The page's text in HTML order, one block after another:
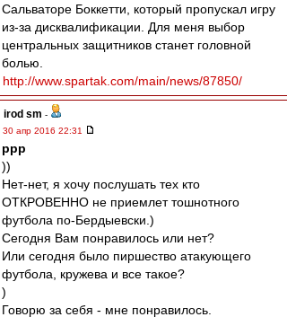
Сальваторе Боккетти, который пропускал игру
из-за дисквалификации. Для меня выбор
центральных защитников станет головной
болью.
http://www.spartak.com/main/news/87850/
irod sm -
30 апр 2016 22:31
ppp
))
Нет-нет, я хочу послушать тех кто
ОТКРОВЕННО не приемлет тошнотного
футбола по-Бердыевски.)
Сегодня Вам понравилось или нет?
Или сегодня было пиршество атакующего
футбола, кружева и все такое?
)
Говорю за себя - мне понравилось.